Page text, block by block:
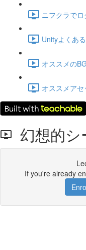
ニフクラで
Unityよくあ
オススメの
オススメア
幻想的
If you're already